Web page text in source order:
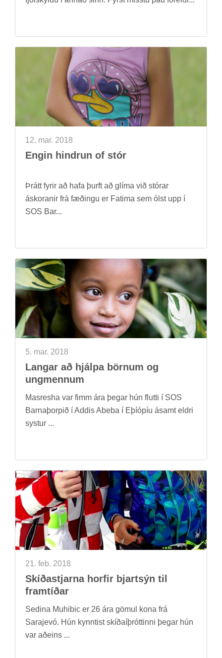
12. mar. 2018
Eng­in hindr­un of stór
Þrátt fyr­ir að hafa þurft að glíma við stór­ar
áskor­an­ir frá fæð­ingu er Fatima sem ólst upp í
SOS Bar...
5. mar. 2018
Lang­ar að hjálpa börn­um og
ung­menn­um
Masresha var fimm ára þeg­ar hún flutti í SOS
Barna­þorp­ið í Add­is Abeba í Eþí­óp­íu ásamt eldri
syst­ur ...
21. feb. 2018
Skíða­stjarna horf­ir bjart­sýn til
fram­tíð­ar
Sed­ina Muhi­bic er 26 ára göm­ul kona frá
Saraj­evó. Hún kynnt­ist skíð­aí­þrótt­inni þeg­ar hún
var að­eins ...